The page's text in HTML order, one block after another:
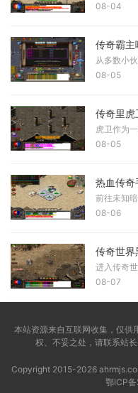
08-04
传奇霸主
08-05
传奇里虎
08-05
热血传奇
08-06
传奇世界
08-07
本站资源来自互联网收集，仅供
权、不妥之处，请联系站
Copyright 2015-2026
鄂ICP